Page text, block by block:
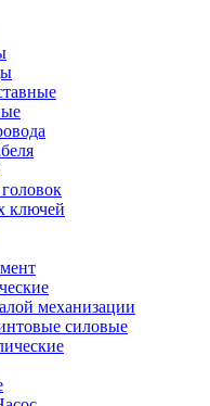
ключей
механизации
силовые